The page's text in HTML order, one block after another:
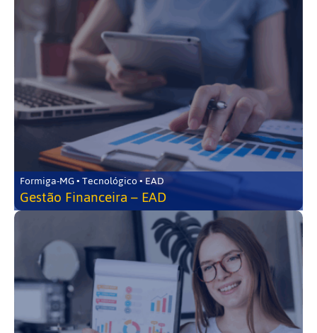
Formiga-MG • Tecnológico • EAD
Gestão Financeira – EAD